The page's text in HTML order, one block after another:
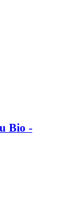
Bio -​